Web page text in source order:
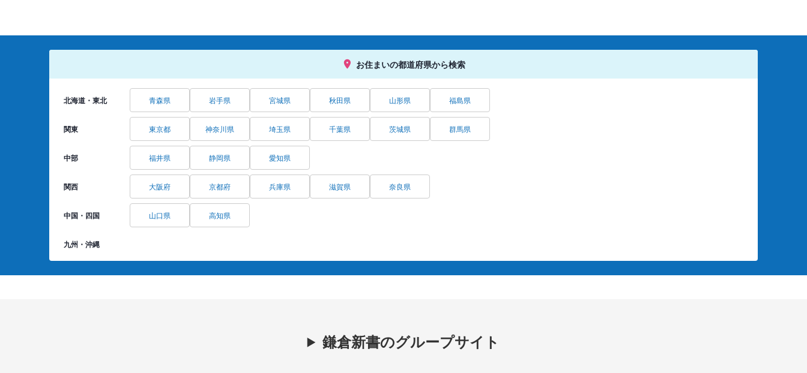
お住まいの都道府県から検索
北海道・東北 青森県 岩手県 宮城県 秋田県 山形県 福島県
関東 東京都 神奈川県 埼玉県 千葉県 茨城県 群馬県
中部 福井県 静岡県 愛知県
関西 大阪府 京都府 兵庫県 滋賀県 奈良県
中国・四国 山口県 高知県
九州・沖縄
鎌倉新書のグループサイト